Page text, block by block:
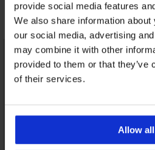
provide social media features
We also share information
our social media, advertising
may combine it with other
provided to them or that they’ve
of their services.
Allow all
Objavte